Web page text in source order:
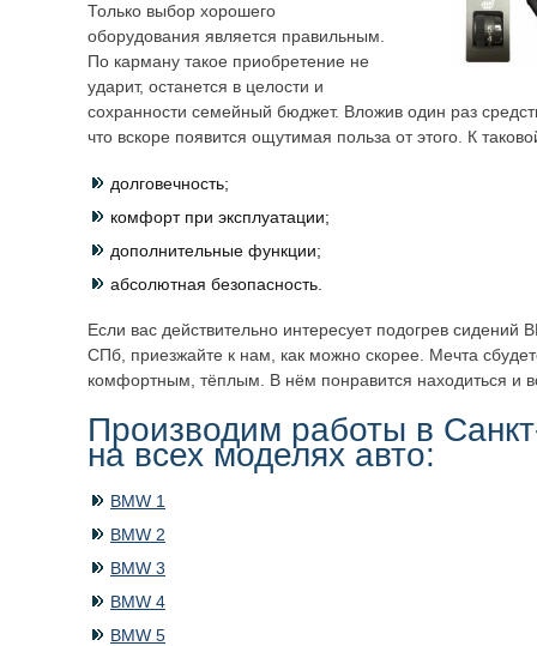
Только выбор хорошего
оборудования является правильным.
По карману такое приобретение не
ударит, останется в целости и
сохранности семейный бюджет. Вложив один раз
что вскоре появится ощутимая польза от этого. К
долговечность;
комфорт при эксплуатации;
дополнительные функции;
абсолютная безопасность.
Если вас действительно интересует подогрев сидений
СПб, приезжайте к нам, как можно скорее. Мечта
комфортным, тёплым. В нём понравится находиться и
Производим работы в
на всех моделях авто:
BMW 1
BMW 2
BMW 3
BMW 4
BMW 5